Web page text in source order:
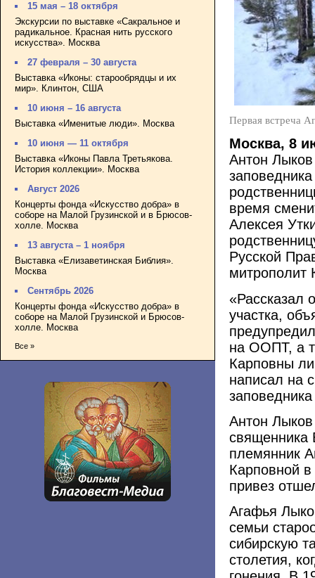
15 мая – 18 октября
Экскурсии по выставке «Сакральное и
радикальное. Красная нить русского
искусства». Москва
27 февраля – 30 августа
Выставка «Иконы: старообрядцы и их
мир». Клинтон, США
10 июня – 16 августа
Выставка «Именитые люди». Москва
10 июня — 11 октября
Выставка «Иконы Павла Третьякова.
История коллекции». Москва
Август 2026
Концерты фонда «Искусство добра» в
соборе на Малой Грузинской и в Брюсов-
холле. Москва
13 августа – 1 ноября
Выставка «Елизаветинская Библия».
Москва
Сентябрь 2026
Концерты фонда «Искусство добра» в
соборе на Малой Грузинской и Брюсов-
холле. Москва
Все »
Первая встреча
Москва, 8
Антон
время
Алексея
Русской
митрополит
«Рассказал
участка,
на ООПТ, а
Карповны
написал на
Антон Лыков
племянник
Карповной в
привез
Агафья
семьи
сибирскую
столетия,